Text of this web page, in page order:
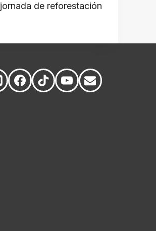
de reforestación